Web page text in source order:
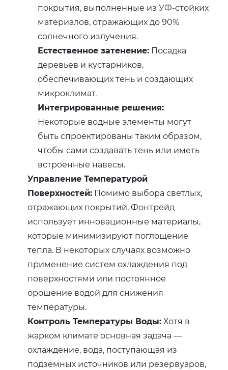
покрытия, выполненные из УФ-стойких
материалов, отражающих до 90%
солнечного излучения.
Естественное затенение: Посадка
деревьев и кустарников,
обеспечивающих тень и создающих
микроклимат.
Интегрированные решения:
Некоторые водные элементы могут
быть спроектированы таким образом,
чтобы сами создавать тень или иметь
встроенные навесы.
Управление Температурой
Поверхностей: Помимо выбора светлых,
отражающих покрытий, Фонтрейд
использует инновационные материалы,
которые минимизируют поглощение
тепла. В некоторых случаях возможно
применение систем охлаждения под
поверхностями или постоянное
орошение водой для снижения
температуры.
Контроль Температуры Воды: Хотя в
жарком климате основная задача —
охлаждение, вода, поступающая из
подземных источников или резервуаров,